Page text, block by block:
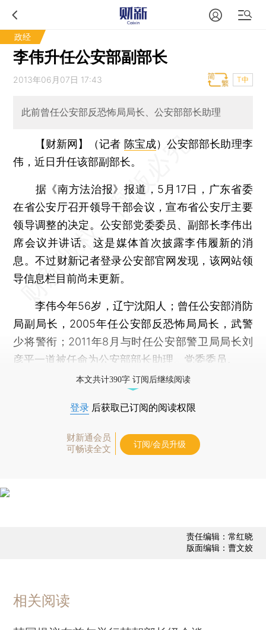
政经
李伟升任公安部副部长
2013年06月07日 17:43 T中
此前曾任公安部反恐怖局局长、公安部部长助理
【财新网】（记者 陈宝成） 公安部部长助理李
伟，近日升任该部副部长。
据《南方法治报》报道，5月17日，广东省委
在省公安厅召开领导干部会议，宣布省公安厅主要
领导调整的决定。公安部党委委员、副部长李伟出
席会议并讲话。这是媒体首次披露李伟履新的消
息。不过财新记者登录公安部官网发现，该网站领
导信息栏目前尚未更新。
李伟今年56岁，辽宁沈阳人；曾任公安部消防
局副局长，2005年任公安部反恐怖局局长，武警
少将警衔；2011年8月与时任公安部警卫局局长刘
彦平一道被任命为公安部部长助理、党委委员。
本文共计390字 订阅后继续阅读
登录 后获取已订阅的阅读权限
财新通会员
可畅读全文
订阅/会员升级
责任编辑：常红晓
版面编辑：曹文姣
相关阅读